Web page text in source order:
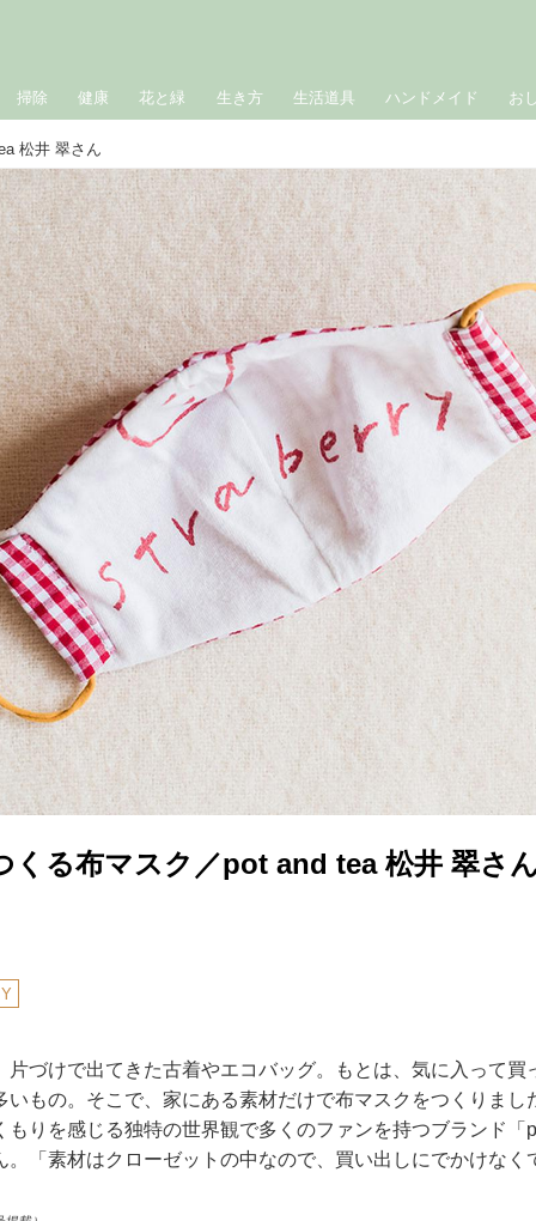
掃除 健康 花と緑 生き方 生活道具 ハンドメイド お
松井 翠さん
くる布マスク／pot and tea 松井 翠さ
片づけで出てきた古着やエコバッグ。もとは、気に入って買
いもの。そこで、家にある素材だけで布マスクをつくりまし
もりを感じる独特の世界観で多くのファンを持つブランド「
。「素材はクローゼットの中なので、買い出しにでかけなく